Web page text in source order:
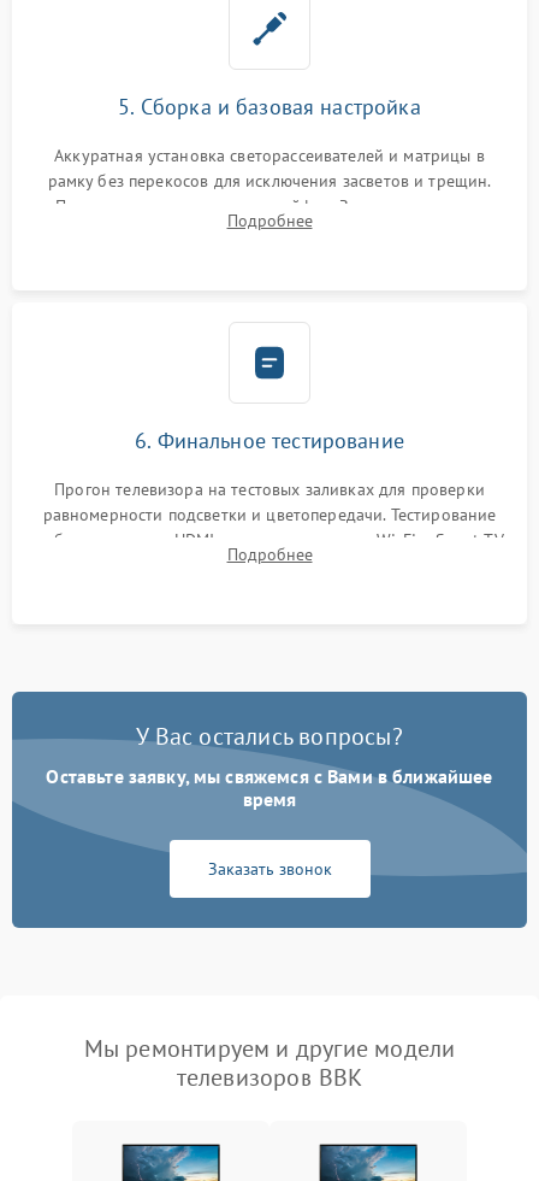
5. Сборка и базовая настройка
Аккуратная установка светорассеивателей и матрицы в
рамку без перекосов для исключения засветов и трещин.
Подключение внутренних шлейфов. Закрытие корпуса.
Сброс настроек и обновление программного обеспечения.
Подробнее
6. Финальное тестирование
Прогон телевизора на тестовых заливках для проверки
равномерности подсветки и цветопередачи. Тестирование
работы разъемов HDMI, динамиков, модуля Wi-Fi и Smart TV
в рабочем режиме в течение нескольких часов.
Подробнее
У Вас остались вопросы?
Оставьте заявку, мы свяжемся с Вами в ближайшее
время
Заказать звонок
Мы ремонтируем и другие модели
телевизоров BBK